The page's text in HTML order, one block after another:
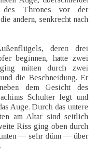
Thrones vor der
andern, senkrecht nach
deren drei
beginnen, hatte zwei
mitten durch zwei
die Beschneidung. Er
dem Gesicht des
Schulter legt und
Auge. Durch das untere
am Altar sind seitlich
Riss ging oben durch
— sehr dünn — über